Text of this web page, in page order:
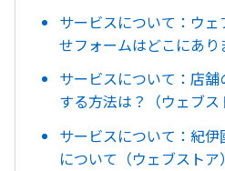
サービスについて：ウ
せフォームはどこにあり
サービスについて：店
する方法は？（ウェブス
サービスについて：紀
について（ウェブストア）